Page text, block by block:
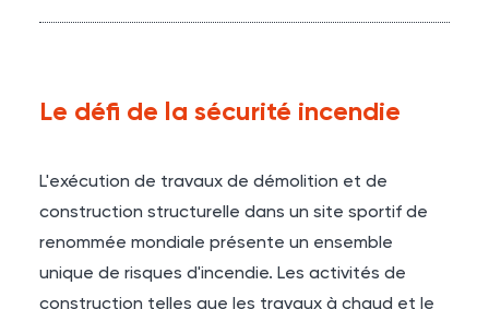
Le défi de la sécurité incendie
L'exécution de travaux de démolition et de
construction structurelle dans un site sportif de
renommée mondiale présente un ensemble
unique de risques d'incendie. Les activités de
construction telles que les travaux à chaud et le